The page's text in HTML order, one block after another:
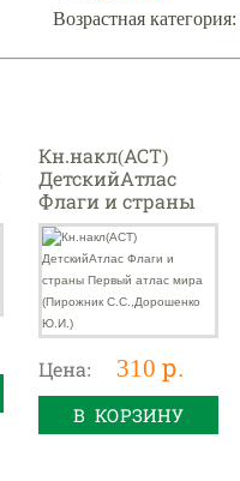
Возрастная категория:
Кн.накл(АСТ)
ДетскийАтлас
Флаги и страны
Первый атлас
мира (Пирожник
С.С.,Дорошенко
Ю.И.)
Цена: 310 р.
В КОРЗИНУ